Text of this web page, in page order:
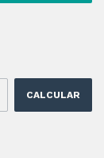
CALCULAR